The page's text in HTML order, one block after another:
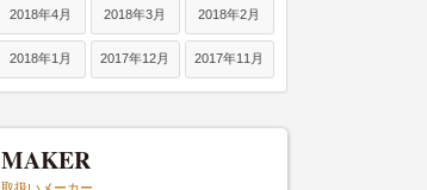
2018年4月 2018年3月 2018年2月
2018年1月 2017年12月 2017年11月
MAKER